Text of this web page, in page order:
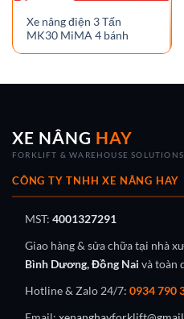
Xe nâng điện 3 Tấn
MK30 MiMA 4 bánh
XE NÂNG HAY
FORKLIFT & WAREHOUSE SOLUTIONS
CÔNG TY TNHH XE NÂNG HAY
MST: 4001327291
Giao hàng & sửa chữa tại nhà
Bình Dương, Đồng Nai và toàn
Hotline & Zalo 24/7: 0934 790